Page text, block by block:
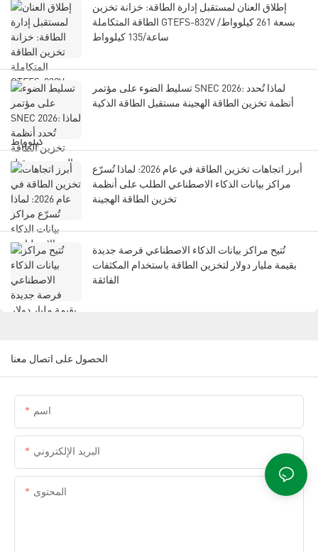
إطلاق العنان لمستقبل إدارة الطاقة: خزانة تخزين
الطاقة المتكاملة GTEFS-832V بسعة 261 كيلوواط/
ساعة/135 كيلوواط
تسليط الضوء على مؤتمر SNEC 2026: لماذا تُحدد
أنظمة تخزين الطاقة الهجينة مستقبل الطاقة الذكية
أبرز اتجاهات تخزين الطاقة في عام 2026: لماذا تُسرّع
مراكز بيانات الذكاء الاصطناعي الطلب على أنظمة
تخزين الطاقة الهجينة
تُتيح مراكز بيانات الذكاء الاصطناعي فرصة جديدة
بقيمة مليار دولار لتخزين الطاقة باستخدام المكثفات
الفائقة
الحصول على اتصال معنا
اسم
البريد الإلكتروني
المحتوى